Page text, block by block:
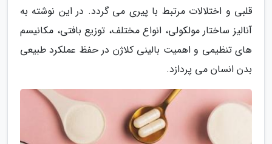
قلبی و اختلالات مرتبط با پیری می گردد. در این نوشته به
آنالیز ساختار مولکولی، انواع مختلف، توزیع بافتی، مکانیسم
های تنظیمی و اهمیت بالینی کلاژن در حفظ عملکرد طبیعی
بدن انسان می پردازد.